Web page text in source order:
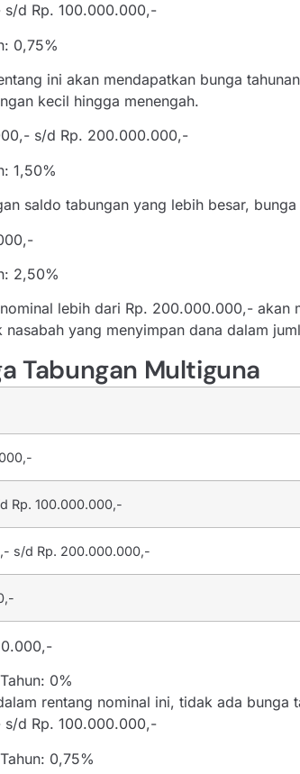
d Rp. 100.000.000,-
0,75%
ini akan mendapatkan bunga
kecil hingga menengah.
s/d Rp. 200.000.000,-
1,50%
saldo tabungan yang lebih besar,
2,50%
lebih dari Rp. 200.000.000,- akan
yang menyimpan dana dalam
Tabungan Multiguna
Rp. 100.000.000,-
s/d Rp. 200.000.000,-
0%
rentang nominal ini, tidak ada bunga
d Rp. 100.000.000,-
0,75%